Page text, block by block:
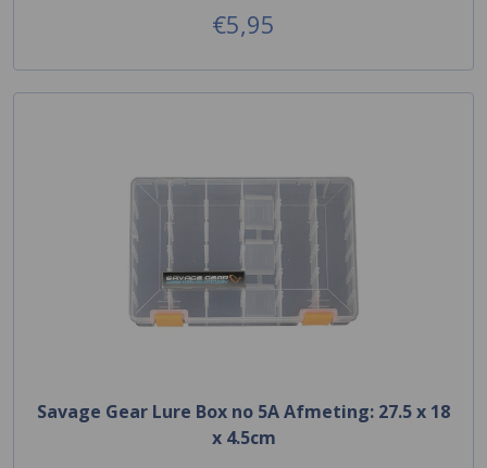
€5,95
Savage Gear Lure Box no 5A Afmeting: 27.5 x 18
x 4.5cm